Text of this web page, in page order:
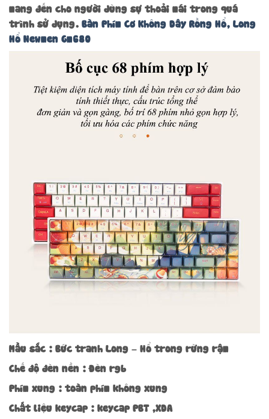
mang đến cho người dùng sự thoải mái trong quá
trình sử dụng. Bàn Phím Cơ Không Dây Rồng Hổ, Long
Hổ Newmen Gm680
Mầu sắc : Bức tranh Long – Hổ trong rừng rậm
Chế độ đèn nền : Đèn rgb
Phím xung : toàn phím không xung
Chất liệu keycap : keycap PBT ,XDA